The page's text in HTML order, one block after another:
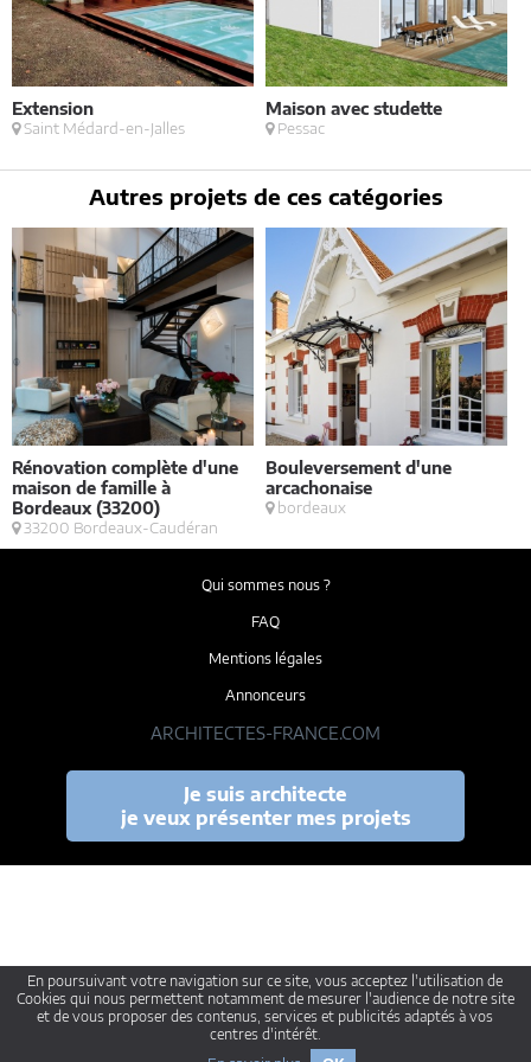
Extension
Saint Médard-en-Jalles
Maison avec studette
Pessac
Autres projets de ces catégories
Rénovation complète d'une
maison de famille à
Bordeaux (33200)
33200 Bordeaux-Caudéran
Bouleversement d'une
arcachonaise
bordeaux
Qui sommes nous ?
FAQ
Mentions légales
Annonceurs
ARCHITECTES-FRANCE.COM
Je suis architecte
je veux présenter mes projets
En poursuivant votre navigation sur ce site, vous acceptez l'utilisation de
Cookies qui nous permettent notamment de mesurer l'audience de notre site
et de vous proposer des contenus, services et publicités adaptés à vos
centres d'intérêt.